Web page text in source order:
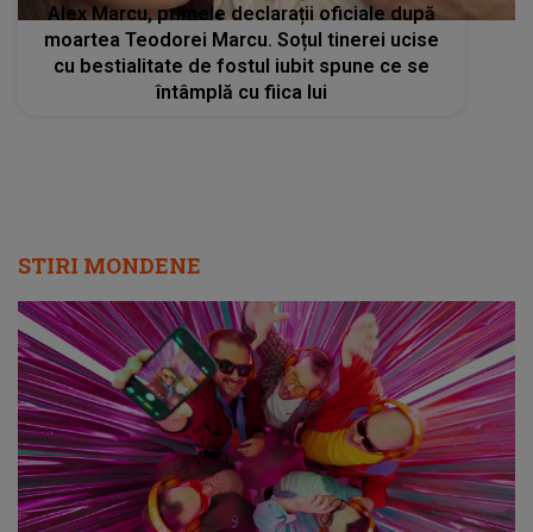
Alex Marcu, primele declarații oficiale după
moartea Teodorei Marcu. Soțul tinerei ucise
cu bestialitate de fostul iubit spune ce se
întâmplă cu fiica lui
STIRI MONDENE